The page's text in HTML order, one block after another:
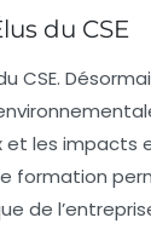
du CSE
les impacts
formation
de